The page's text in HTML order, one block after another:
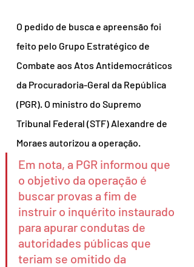
O pedido de busca e apreensão foi
feito pelo Grupo Estratégico de
Combate aos Atos Antidemocráticos
da Procuradoria-Geral da República
(PGR). O ministro do Supremo
Tribunal Federal (STF) Alexandre de
Moraes autorizou a operação.
Em nota, a PGR informou que
o objetivo da operação é
buscar provas a fim de
instruir o inquérito instaurado
para apurar condutas de
autoridades públicas que
teriam se omitido da